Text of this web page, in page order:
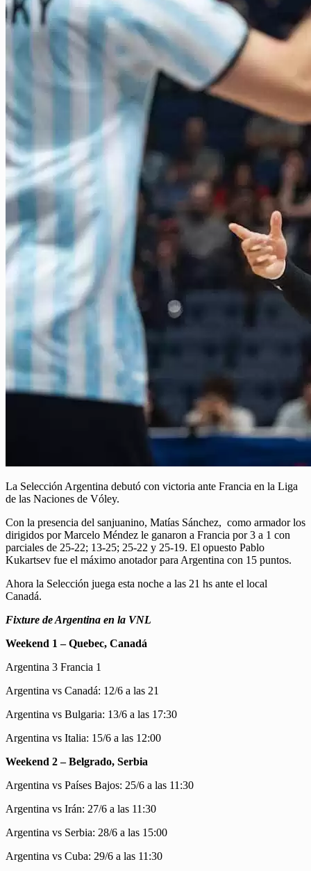
La Selección Argentina debutó con victoria ante Francia en la Liga
de las Naciones de Vóley.
Con la presencia del sanjuanino, Matías Sánchez, como armador los
dirigidos por Marcelo Méndez le ganaron a Francia por 3 a 1 con
parciales de 25-22; 13-25; 25-22 y 25-19. El opuesto Pablo
Kukartsev fue el máximo anotador para Argentina con 15 puntos.
Ahora la Selección juega esta noche a las 21 hs ante el local
Canadá.
Fixture de Argentina en la VNL
Weekend 1 – Quebec, Canadá
Argentina 3 Francia 1
Argentina vs Canadá: 12/6 a las 21
Argentina vs Bulgaria: 13/6 a las 17:30
Argentina vs Italia: 15/6 a las 12:00
Weekend 2 – Belgrado, Serbia
Argentina vs Países Bajos: 25/6 a las 11:30
Argentina vs Irán: 27/6 a las 11:30
Argentina vs Serbia: 28/6 a las 15:00
Argentina vs Cuba: 29/6 a las 11:30